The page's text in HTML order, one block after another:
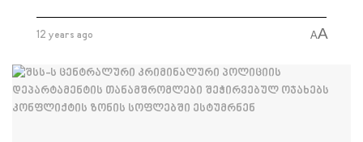
12 years ago AA